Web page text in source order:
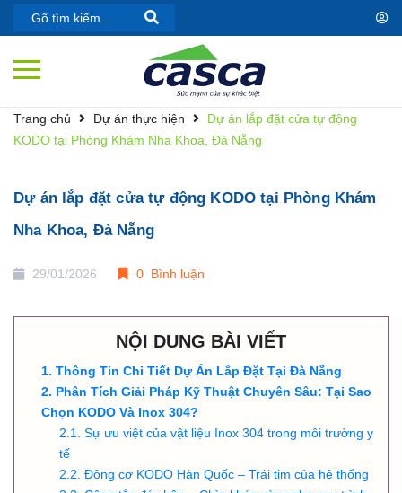
Trang chủ Dự án thực hiện
Dự án lắp đặt cửa tự động
KODO tại Phòng Khám Nha Khoa, Đà Nẵng
Dự án lắp đặt cửa tự động KODO tại Phòng Khám
Nha Khoa, Đà Nẵng
29/01/2026 0 Bình luận
NỘI DUNG BÀI VIẾT
Thông Tin Chi Tiết Dự Án Lắp Đặt Tại Đà Nẵng
Phân Tích Giải Pháp Kỹ Thuật Chuyên Sâu: Tại Sao
Chọn KODO Và Inox 304?
Sự ưu việt của vật liệu Inox 304 trong môi trường y
tế
Động cơ KODO Hàn Quốc – Trái tim của hệ thống